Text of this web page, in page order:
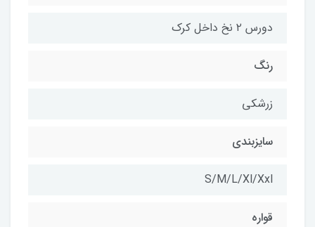
دورس ۲ نخ داخل کرک
رنگ
زرشکی
سایزبندی
S/M/L/Xl/Xxl
قواره